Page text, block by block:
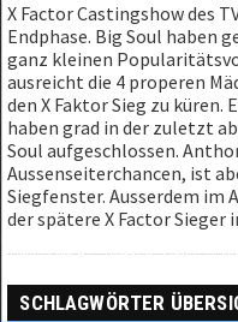
X Factor Castingshow des
Endphase. Big Soul haben
ganz kleinen
ausreicht die 4 properen
den X Faktor Sieg zu küren.
haben grad in der zuletzt
Soul aufgeschlossen.
Aussenseiterchancen, ist
Siegfenster. Ausserdem im
der spätere X Factor Sieger
SCHLAGWÖRTER